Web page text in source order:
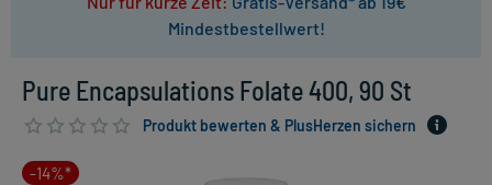
Mindestbestellwert!
Pure Encapsulations Folate 400, 90 St
Produkt bewerten & PlusHerzen sichern
-14%*